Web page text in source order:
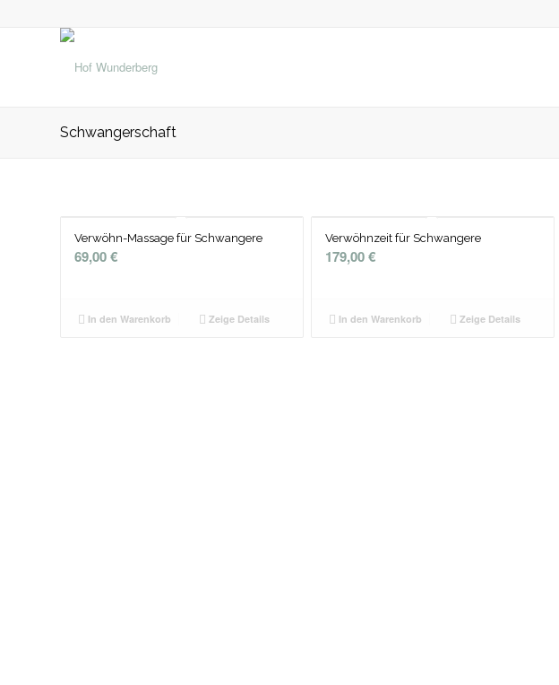
Schwangerschaft
Verwöhn-Massage für Schwangere
69,00€
In den Warenkorb Zeige Details
Verwöhnzeit für Schwangere
179,00€
In den Warenkorb Zeige Details